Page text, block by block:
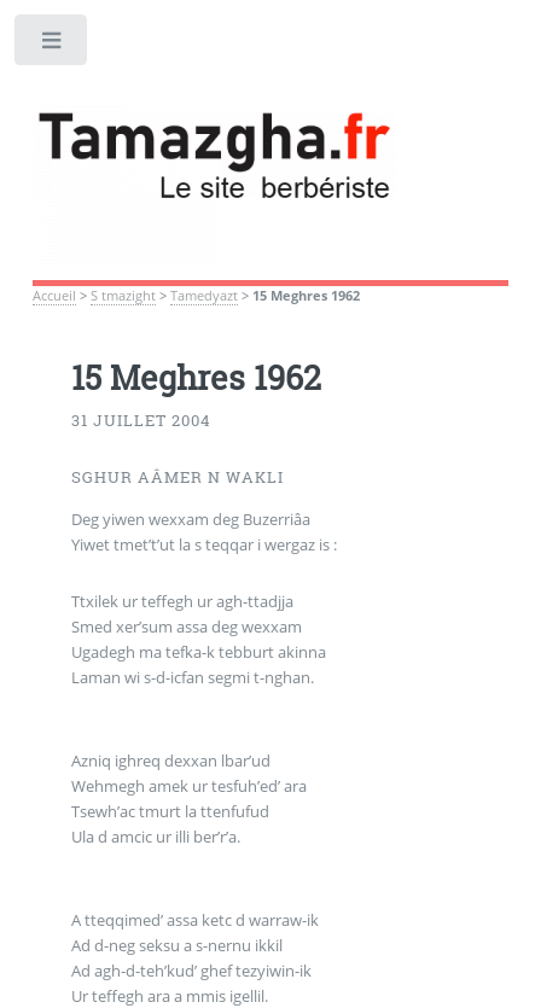
Accueil > S tmazight> Tamedyazt> 15 Meghres 1962
15 Meghres 1962
31 JUILLET 2004
SGHUR AÂMER N WAKLI
Deg yiwen wexxam deg Buzerriâa
Yiwet tmet’t’ut la s teqqar i wergaz is :
Ttxilek ur teffegh ur agh-ttadjja
Smed xer’sum assa deg wexxam
Ugadegh ma tefka-k tebburt akinna
Laman wi s-d-icfan segmi t-nghan.
Azniq ighreq dexxan lbar’ud
Wehmegh amek ur tesfuh’ed’ ara
Tsewh’ac tmurt la ttenfufud
Ula d amcic ur illi ber’r’a.
A tteqqimed’ assa ketc d warraw-ik
Ad d-neg seksu a s-nernu ikkil
Ad agh-d-teh’kud’ ghef tezyiwin-ik
Ur teffegh ara a mmis igellil.